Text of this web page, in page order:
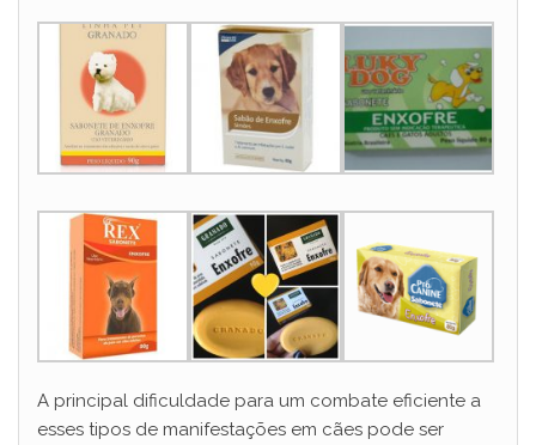
A principal dificuldade para um combate eficiente a
esses tipos de manifestações em cães pode ser